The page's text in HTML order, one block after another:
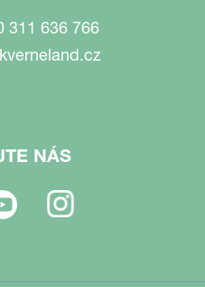
311 636 766
NÁS